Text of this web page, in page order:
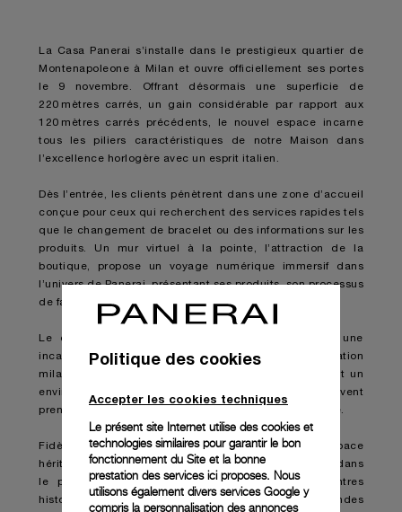
La Casa Panerai s’installe dans le prestigieux quartier de
Montenapoleone à Milan et ouvre officiellement ses portes
le 9 novembre. Offrant désormais une superficie de
220 mètres carrés, un gain considérable par rapport aux
120 mètres carrés précédents, le nouvel espace incarne
tous les piliers caractéristiques de notre Maison dans
l’excellence horlogère avec un esprit italien.
Dès l’entrée, les clients pénètrent dans une zone d’accueil
conçue pour ceux qui recherchent des services rapides tels
que le changement de bracelet ou des informations sur les
produits. Un mur virtuel à la pointe, l’attraction de la
boutique, propose un voyage numérique immersif dans
l’univers de Panerai, présentant ses produits, son processus
de fabrication et ses expériences distinctives.
Le deuxième étage présente le Salotto Milanese, une
incarnation du charme italien et de la sophistication
milanaise. Le Bar Italiano complète cet espace, offrant un
environnement de décontraction où les clients peuvent
prendre un café ou savourer un apéritif milanais typique.
Fidèles à nos racines, nous avons conçu un espace
héritage pour que les aficionados puissent se plonger dans
le passé historique de la marque, avec des montres
historiques et une chronologie qui retrace les grandes
Politique des cookies
Accepter les cookies techniques
Le présent site Internet utilise des cookies et
technologies similaires pour garantir le bon
fonctionnement du Site et la bonne
prestation des services ici proposes. Nous
utilisons également divers services Google y
compris la personnalisation des annonces